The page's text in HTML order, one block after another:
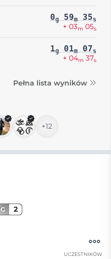
0g 59m 35s
+ 03m 05s
1g 01m 07s
+ 04m 37s
Pełna lista wyników
+12
G 2
UCZESTNIKÓW